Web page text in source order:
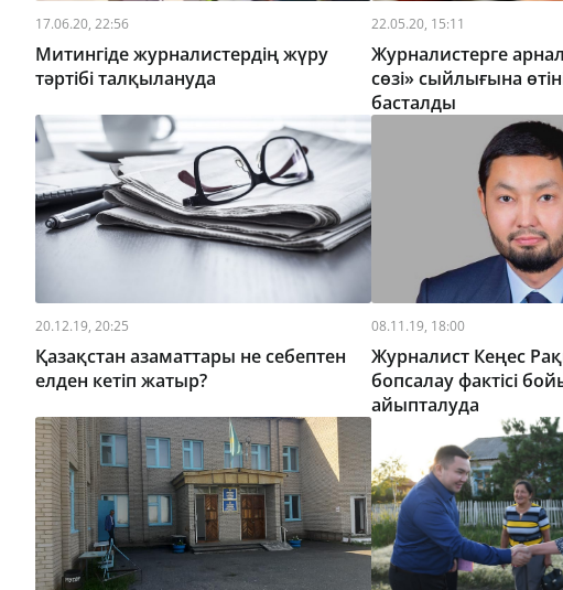
17.06.20, 22:56
Митингіде журналистердің жүру
тәртібі талқылануда
22.05.20, 15:11
Журналистерге
сөзі» сыйлығына
басталды
20.12.19, 20:25
Қазақстан азаматтары не себептен
елден кетіп жатыр?
08.11.19, 18:00
Журналист Кеңес
бопсалау фактісі
айыпталуда